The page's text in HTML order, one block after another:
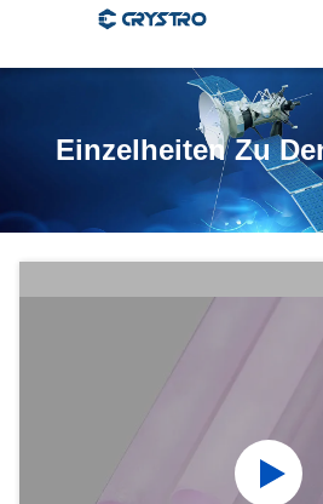
Einzelheiten Zu